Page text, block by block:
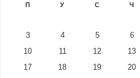
П У С Ч
3
4 5 6
10
11 12 13
17
18 19 20